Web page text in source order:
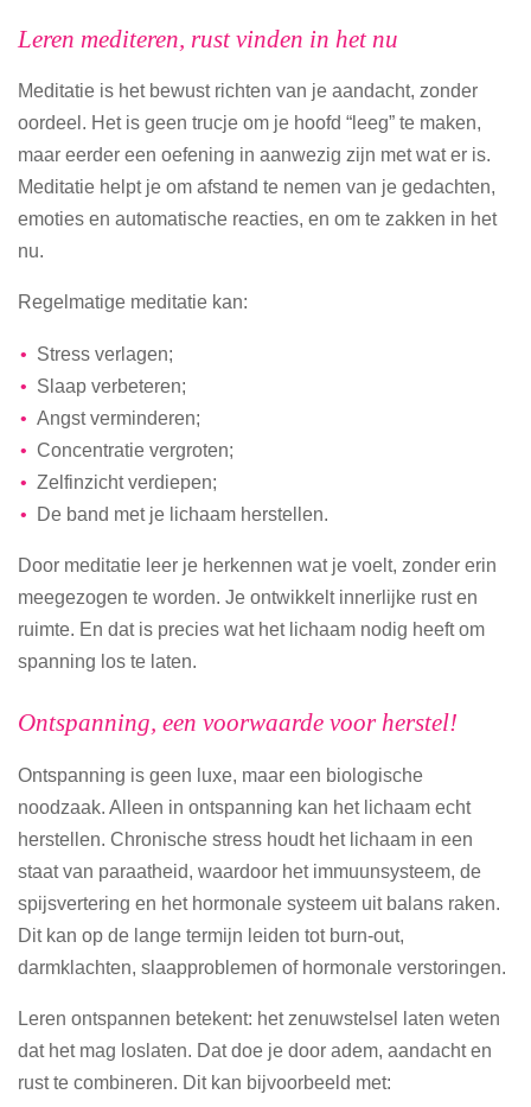
Leren mediteren, rust vinden in het nu
Meditatie is het bewust richten van je aandacht, zonder
oordeel. Het is geen trucje om je hoofd “leeg” te maken,
maar eerder een oefening in aanwezig zijn met wat er is.
Meditatie helpt je om afstand te nemen van je gedachten,
emoties en automatische reacties, en om te zakken in het
nu.
Regelmatige meditatie kan:
Stress verlagen;
Slaap verbeteren;
Angst verminderen;
Concentratie vergroten;
Zelfinzicht verdiepen;
De band met je lichaam herstellen.
Door meditatie leer je herkennen wat je voelt, zonder erin
meegezogen te worden. Je ontwikkelt innerlijke rust en
ruimte. En dat is precies wat het lichaam nodig heeft om
spanning los te laten.
Ontspanning, een voorwaarde voor herstel!
Ontspanning is geen luxe, maar een biologische
noodzaak. Alleen in ontspanning kan het lichaam echt
herstellen. Chronische stress houdt het lichaam in een
staat van paraatheid, waardoor het immuunsysteem, de
spijsvertering en het hormonale systeem uit balans raken.
Dit kan op de lange termijn leiden tot burn-out,
darmklachten, slaapproblemen of hormonale verstoringen.
Leren ontspannen betekent: het zenuwstelsel laten weten
dat het mag loslaten. Dat doe je door adem, aandacht en
rust te combineren. Dit kan bijvoorbeeld met: